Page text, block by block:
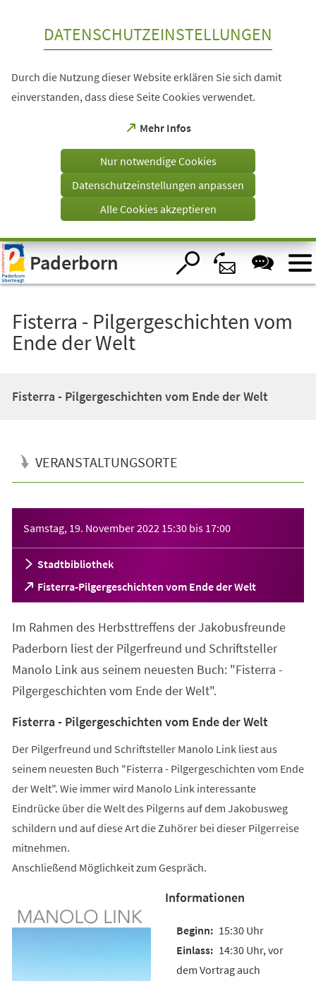
Visuelle
Assistenzsoftware
öffnen.
DATENSCHUTZEINSTELLUNGEN
Durch die Nutzung dieser Website erklären Sie sich damit
einverstanden, dass diese Seite Cookies verwendet.
Mehr Infos
(Öffnet
einem
Tab)
Nur notwendige Cookies
Datenschutzeinstellungen anpassen
Alle Cookies akzeptieren
Paderborn
Fisterra - Pilgergeschichten vom
Ende der Welt
Fisterra - Pilgergeschichten vom Ende der Welt
VERANSTALTUNGSORTE
Samstag, 19. November 2022 15:30 bis 17:00
Stadtbibliothek
Fisterra-Pilgergeschichten vom Ende der Welt
(Öffnet
in
neuen
Tab)
Im Rahmen des Herbsttreffens der Jakobusfreunde
Paderborn liest der Pilgerfreund und Schriftsteller
Manolo Link aus seinem neuesten Buch: "Fisterra -
Pilgergeschichten vom Ende der Welt".
Fisterra - Pilgergeschichten vom Ende der Welt
Der Pilgerfreund und Schriftsteller Manolo Link liest aus
seinem neuesten Buch "Fisterra - Pilgergeschichten vom Ende
der Welt". Wie immer wird Manolo Link interessante
Eindrücke über die Welt des Pilgerns auf dem Jakobusweg
schildern und auf diese Art die Zuhörer bei dieser Pilgerreise
mitnehmen.
Anschließend Möglichkeit zum Gespräch.
Informationen
15:30 Uhr
14:30 Uhr, vor
dem Vortrag auch